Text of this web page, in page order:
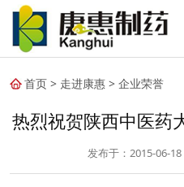
首页 > 走进康惠 > 企业荣誉
热烈祝贺陕西中医药
发布于：2015-06-